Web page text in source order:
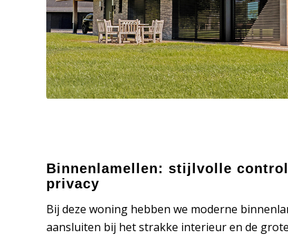
Binnenlamellen: stijlvolle
privacy
Bij deze woning hebben we moderne
aansluiten bij het strakke interieur en de